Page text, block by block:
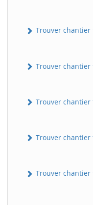
Trouver chantier
Trouver chantier
Trouver chantier
Trouver chantier
Trouver chantier